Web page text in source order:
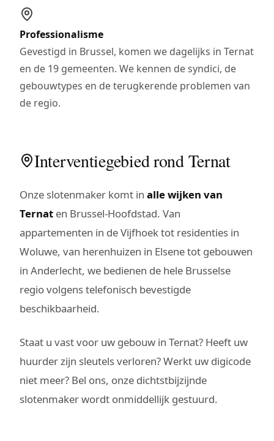
Professionalisme
Gevestigd in Brussel, komen we dagelijks in Ternat
en de 19 gemeenten. We kennen de syndici, de
gebouwtypes en de terugkerende problemen van
de regio.
Interventiegebied rond Ternat
Onze slotenmaker komt in alle wijken van
Ternat en Brussel-Hoofdstad. Van
appartementen in de Vijfhoek tot residenties in
Woluwe, van herenhuizen in Elsene tot gebouwen
in Anderlecht, we bedienen de hele Brusselse
regio volgens telefonisch bevestigde
beschikbaarheid.
Staat u vast voor uw gebouw in Ternat? Heeft uw
huurder zijn sleutels verloren? Werkt uw digicode
niet meer? Bel ons, onze dichtstbijzijnde
slotenmaker wordt onmiddellijk gestuurd.